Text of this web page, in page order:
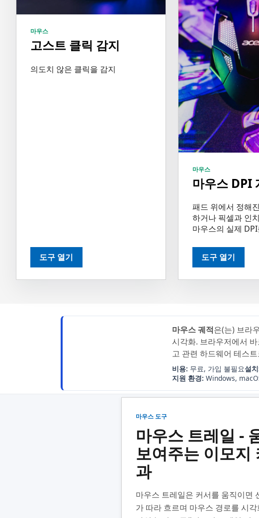
마우스
고스트 클릭 감지
의도치 않은 클릭을 감지
도구 열기
마우스
마우스 DPI
패드 위에서 정해
하거나 픽셀과 인
마우스의 실제
도구 열기
마우스 궤적은(는) 브라
시각화. 브라우저에서
고 관련 하드웨어 테스
비용: 무료, 가입 불필요설
지원 환경: Windows,
마우스 도구
마우스 트레일 -
보여주는 이모지
과
마우스 트레일은 커서를 움직이면
가 따라 흐르며 마우스 경로를 시